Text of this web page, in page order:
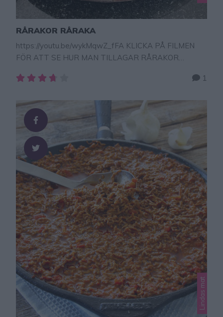
RÅRAKOR RÅRAKA
https://youtu.be/wykMqwZ_fFA KLICKA PÅ FILMEN
FÖR ATT SE HUR MAN TILLAGAR RÅRAKOR
som passar perfekt som förrätt, enkel lunch eller
plättar. Garnera rårakan med hackad rödlök, löjrom
(eller stenbitsrom), crème fraische/gräddfil och dill eller
gräslök. Obs – receptet är för …
1
Lindas mat